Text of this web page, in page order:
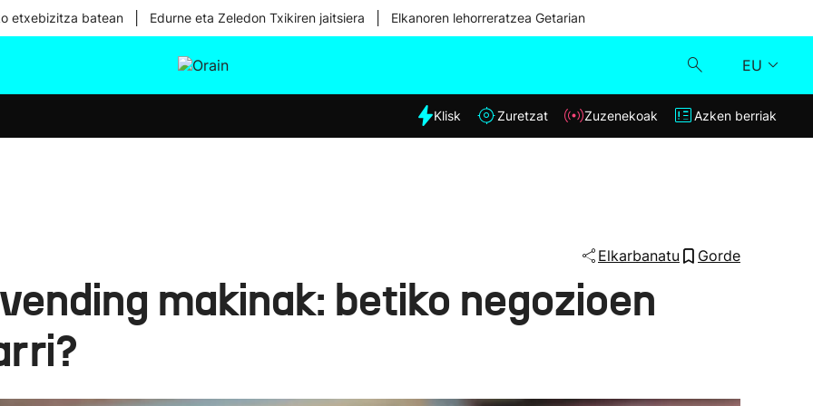
etxebizitza batean Edurne eta Zeledon Txikiren jaitsiera Elkanoren lehorreratzea Getarian
EU
Eguraldia
Klisk
Klisk Zuretzat Zuzenekoak Azken berriak
Elkarbanatu Gorde
makinak: betiko negozioen